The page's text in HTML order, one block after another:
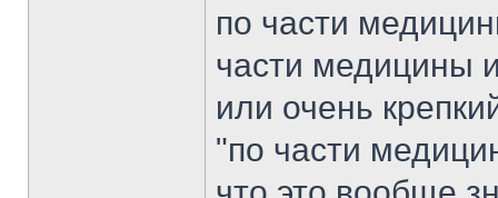
по части
части медицины
или очень
"по части